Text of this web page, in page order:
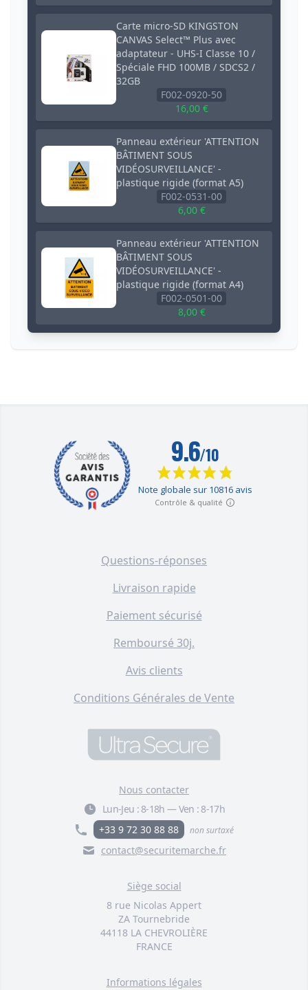
Carte micro-SD KINGSTON
CANVAS Select™ Plus avec
adaptateur - UHS-I Classe 10 /
Spéciale FHD 100MB / SDCS2 /
32GB
F002-0920-50
16,00 €
Panneau extérieur 'ATTENTION
BÂTIMENT SOUS
VIDÉOSURVEILLANCE' -
plastique rigide (format A5)
F002-0531-00
6,00 €
Panneau extérieur 'ATTENTION
BÂTIMENT SOUS
VIDÉOSURVEILLANCE' -
plastique rigide (format A4)
F002-0501-00
8,00 €
Questions-réponses
Livraison rapide
Paiement sécurisé
Remboursé 30j.
Avis clients
Conditions Générales de Vente
Nous contacter
Lun-Jeu : 8-18h —Ven : 8-17h
+33 9 72 30 88 88
non surtaxé
contact@securitemarche.fr
Siège social
8 rue Nicolas Appert
ZA Tournebride
44118 LA CHEVROLIÈRE
FRANCE
Informations légales